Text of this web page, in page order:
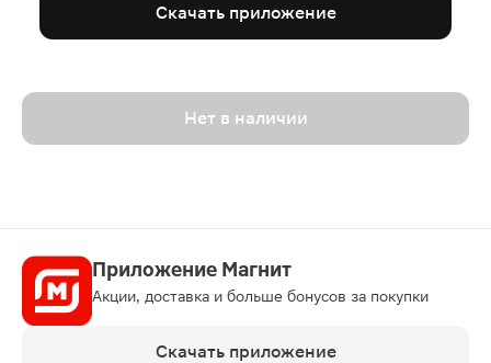
Скачать приложение
Нет в наличии
Приложение Магнит
Акции, доставка и больше бонусов за покупки
Скачать приложение